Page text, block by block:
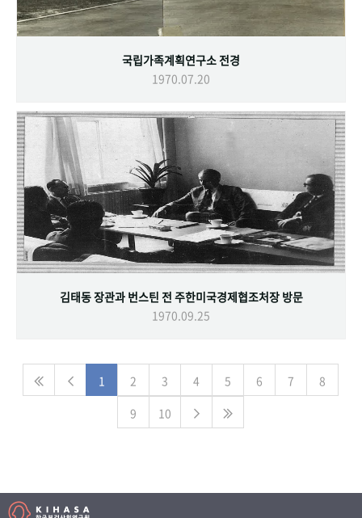
국립가족계획연구소 전경
1970.07.20
김태동 장관과 번스틴 전 주한미국경제협조처장 방문
1970.09.25
1 2 3 4 5 6 7
8
9
10